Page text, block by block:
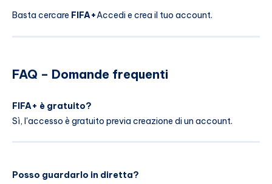
Basta cercare FIFA+Accedi e crea il tuo account.
FAQ – Domande frequenti
FIFA+ è gratuito?
Sì, l'accesso è gratuito previa creazione di un account.
Posso guardarlo in diretta?